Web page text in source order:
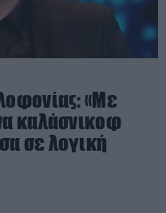
«Με
καλάσνικοφ
σε λογική